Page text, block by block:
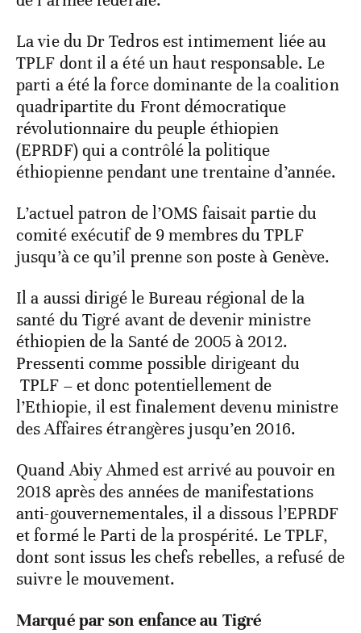
La vie du Dr Tedros est intimement liée au
TPLF dont il a été un haut responsable. Le
parti a été la force dominante de la coalition
quadripartite du Front démocratique
révolutionnaire du peuple éthiopien
(EPRDF) qui a contrôlé la politique
éthiopienne pendant une trentaine d’année.
L’actuel patron de l’OMS faisait partie du
comité exécutif de 9 membres du TPLF
jusqu’à ce qu’il prenne son poste à Genève.
Il a aussi dirigé le Bureau régional de la
santé du Tigré avant de devenir ministre
éthiopien de la Santé de 2005 à 2012.
Pressenti comme possible dirigeant du
TPLF – et donc potentiellement de
l’Ethiopie, il est finalement devenu ministre
des Affaires étrangères jusqu’en 2016.
Quand Abiy Ahmed est arrivé au pouvoir en
2018 après des années de manifestations
anti-gouvernementales, il a dissous l’EPRDF
et formé le Parti de la prospérité. Le TPLF,
dont sont issus les chefs rebelles, a refusé de
suivre le mouvement.
Marqué par son enfance au Tigré